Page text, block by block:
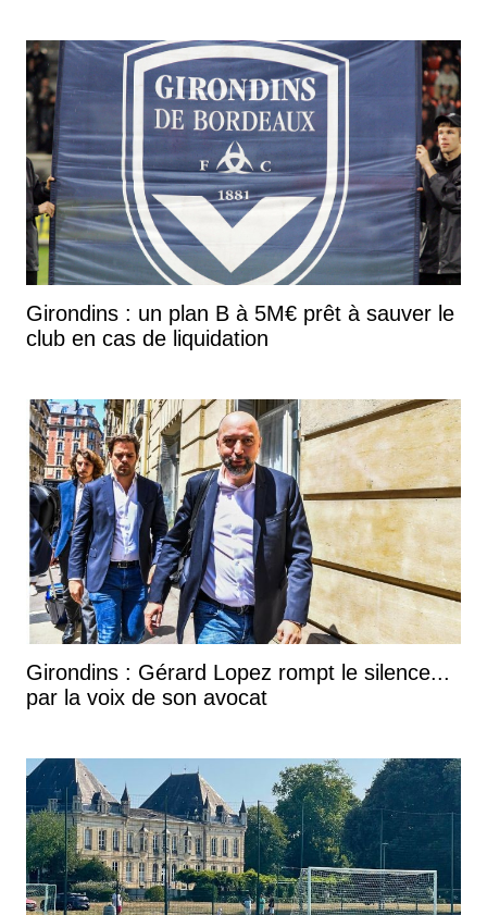
Girondins : un plan B à 5M€ prêt à sauver le
club en cas de liquidation
Girondins : Gérard Lopez rompt le silence...
par la voix de son avocat